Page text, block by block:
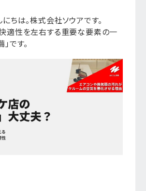
ちは。株式会社ソウアです。
適性を左右する重要な要素の一
です。